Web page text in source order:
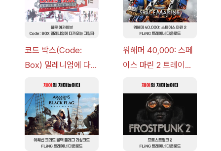
코드 박스(Code:
Box) 밀레니엄에 다가
략 [복각] | 블루 아카
이브
워해머 40,000: 스페
이스 마린 2 트레이너
v14.0+] 다운로드